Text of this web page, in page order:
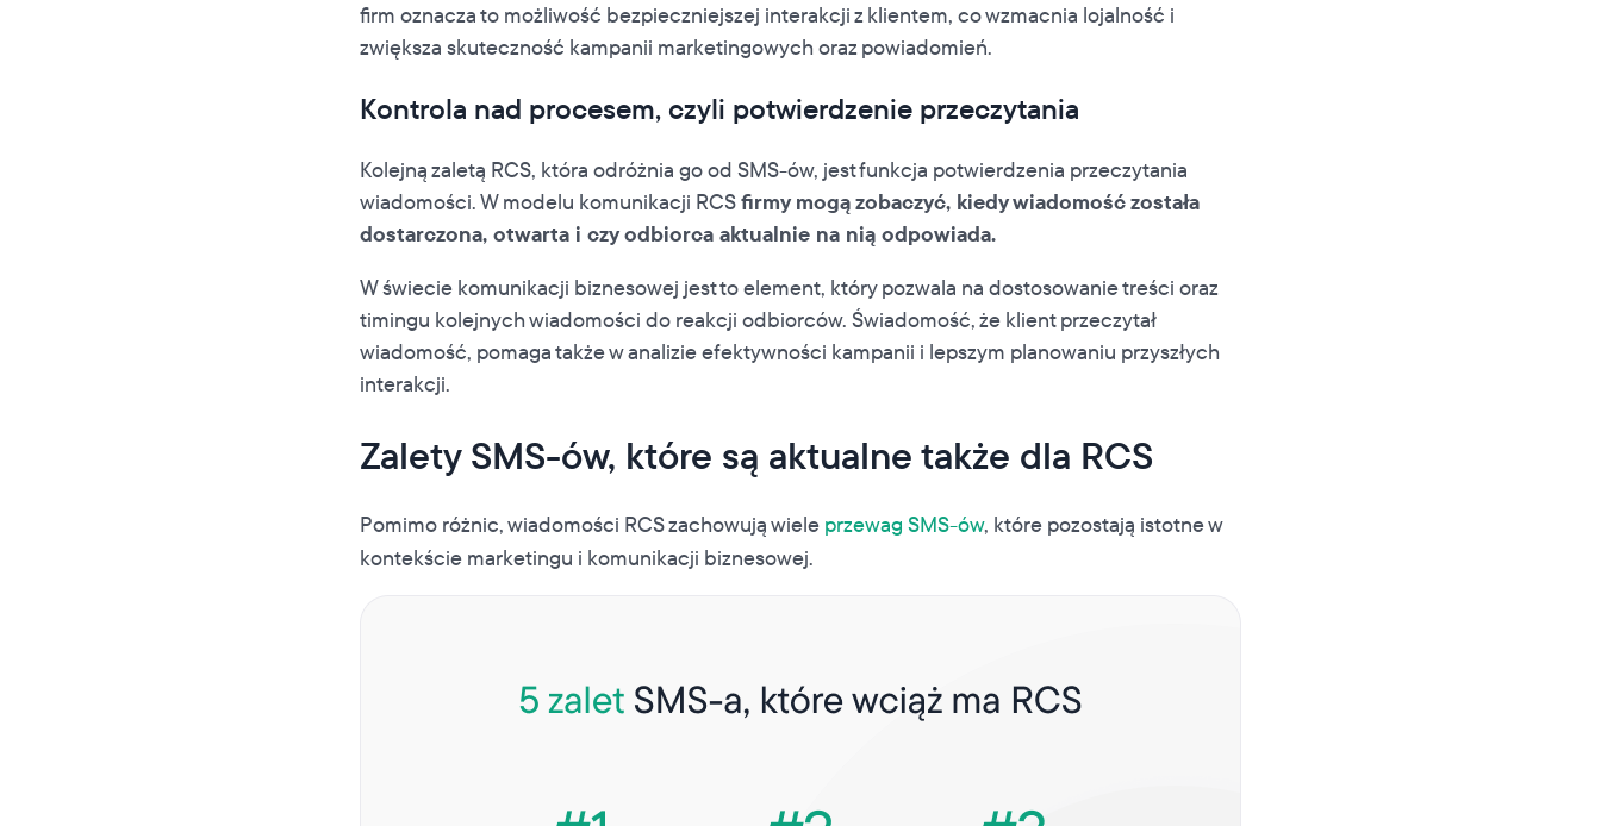
firm oznacza to możliwość bezpieczniejszej interakcji z klientem, co wzmacnia lojalność i
zwiększa skuteczność kampanii marketingowych oraz powiadomień.
Kontrola nad procesem, czyli potwierdzenie przeczytania
Kolejną zaletą RCS, która odróżnia go od SMS-ów, jest funkcja potwierdzenia przeczytania
wiadomości. W modelu komunikacji RCSfirmy mogą zobaczyć, kiedy wiadomość została
dostarczona, otwarta i czy odbiorca aktualnie na nią odpowiada.
W świecie komunikacji biznesowej jest to element, który pozwala na dostosowanie treści oraz
timingu kolejnych wiadomości do reakcji odbiorców. Świadomość, że klient przeczytał
wiadomość, pomaga także w analizie efektywności kampanii i lepszym planowaniu przyszłych
interakcji.
Zalety SMS-ów, które są aktualne także dla RCS
Pomimo różnic, wiadomości RCS zachowują wiele przewag SMS-ów, które pozostają istotne w
kontekście marketingu i komunikacji biznesowej.